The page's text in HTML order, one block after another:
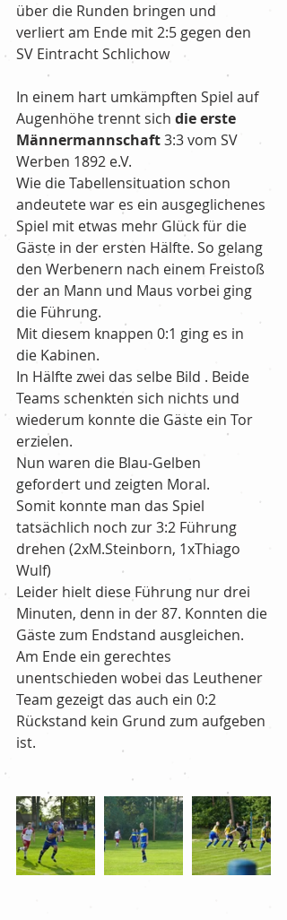
über die Runden bringen und
verliert am Ende mit 2:5 gegen den
SV Eintracht Schlichow
In einem hart umkämpften Spiel auf
Augenhöhe trennt sich die erste
Männermannschaft 3:3 vom SV
Werben 1892 e.V.
Wie die Tabellensituation schon
andeutete war es ein ausgeglichenes
Spiel mit etwas mehr Glück für die
Gäste in der ersten Hälfte. So gelang
den Werbenern nach einem Freistoß
der an Mann und Maus vorbei ging
die Führung.
Mit diesem knappen 0:1 ging es in
die Kabinen.
In Hälfte zwei das selbe Bild . Beide
Teams schenkten sich nichts und
wiederum konnte die Gäste ein Tor
erzielen.
Nun waren die Blau-Gelben
gefordert und zeigten Moral.
Somit konnte man das Spiel
tatsächlich noch zur 3:2 Führung
drehen (2xM.Steinborn, 1xThiago
Wulf)
Leider hielt diese Führung nur drei
Minuten, denn in der 87. Konnten die
Gäste zum Endstand ausgleichen.
Am Ende ein gerechtes
unentschieden wobei das Leuthener
Team gezeigt das auch ein 0:2
Rückstand kein Grund zum aufgeben
ist.